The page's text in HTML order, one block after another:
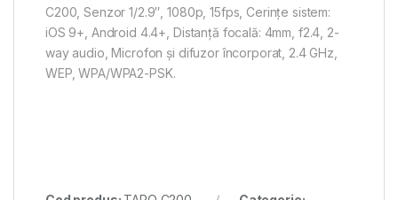
C200, Senzor 1/2.9″, 1080p, 15fps, Cerințe sistem:
iOS 9+, Android 4.4+, Distanță focală: 4mm, f2.4, 2-
way audio, Microfon și difuzor încorporat, 2.4 GHz,
WEP, WPA/WPA2-PSK.